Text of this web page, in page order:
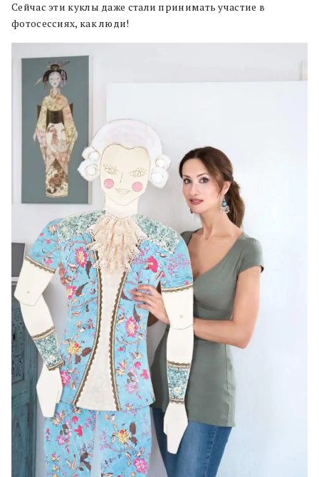
Сейчас эти куклы даже стали принимать участие в
фотосессиях, как люди!